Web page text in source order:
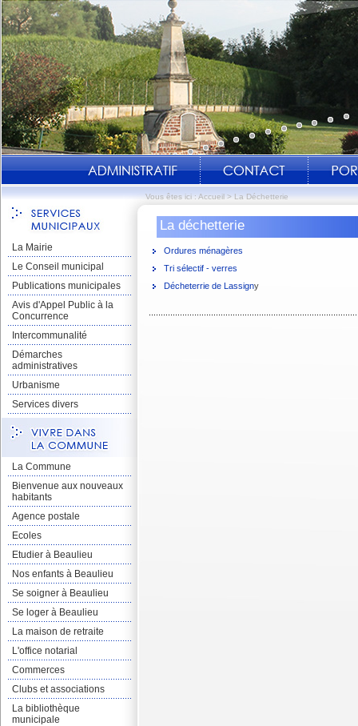
Vous êtes ici : Accueil > La Déchetterie
La Mairie
Le Conseil municipal
Publications municipales
Avis d'Appel Public à la
Concurrence
Intercommunalité
Démarches
administratives
Urbanisme
Services divers
La Commune
Bienvenue aux nouveaux
habitants
Agence postale
Ecoles
Etudier à Beaulieu
Nos enfants à Beaulieu
Se soigner à Beaulieu
Se loger à Beaulieu
La maison de retraite
L'office notarial
Commerces
Clubs et associations
La bibliothèque
municipale
La déchetterie
Ordures ménagères
Tri sélectif - verres
Décheterrie de Lassigny